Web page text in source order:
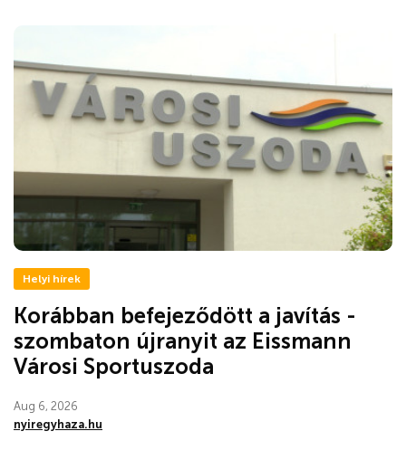
Helyi hírek
Korábban befejeződött a javítás -
szombaton újranyit az Eissmann
Városi Sportuszoda
Aug 6, 2026
nyiregyhaza.hu